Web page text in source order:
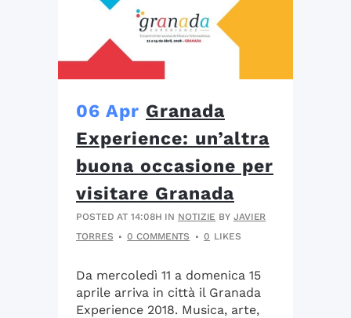
06 Apr Granada
Experience: un’altra
buona occasione per
visitare Granada
POSTED AT 14:08H IN NOTIZIE BY JAVIER
TORRES
0 COMMENTS 0 LIKES
Da mercoledì 11 a domenica 15
aprile arriva in città il Granada
Experience 2018. Musica, arte,